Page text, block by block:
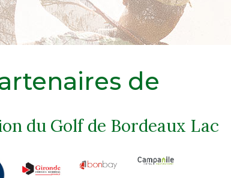
de
du Golf de Bordeaux Lac